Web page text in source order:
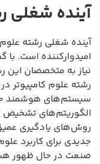
آینده شغلی
آینده شغلی رشته
امیدوارکننده است.
نیاز به متخصصان این
رشته علوم کامپیوتر
سیستم‌های هوشمند
الگوریتم‌های تشخیص
روش‌های یادگیری
جدیدی برای کاربرد
صنعت در حال ظهور